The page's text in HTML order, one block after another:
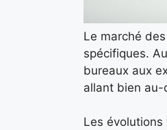
Le marché
spécifiques.
bureaux aux
allant bien
Les